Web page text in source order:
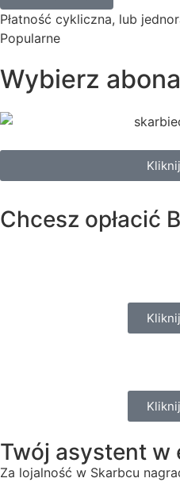
Płatność cykliczna, lub
Popularne
Wybierz
Chcesz opłacić
Twój asystent w
Za lojalność w Skarbcu